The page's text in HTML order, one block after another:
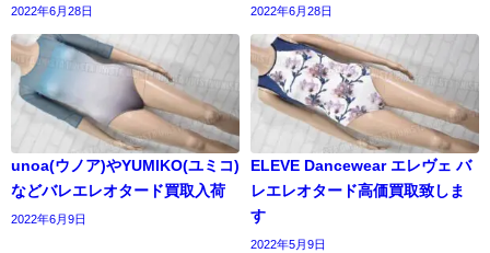
2022年6月28日 2022年6月28日
unoa(ウノア)やYUMIKO(ユミコ)
などバレエレオタード買取入荷
2022年6月9日
ELEVE Dancewear エレヴェ バ
レエレオタード高価買取致しま
す
2022年5月9日